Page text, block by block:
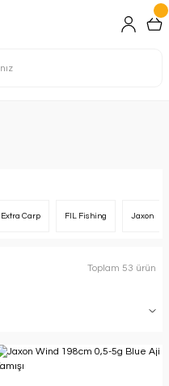
Extra Carp FIL Fishing Jaxon
Toplam 53 ürün